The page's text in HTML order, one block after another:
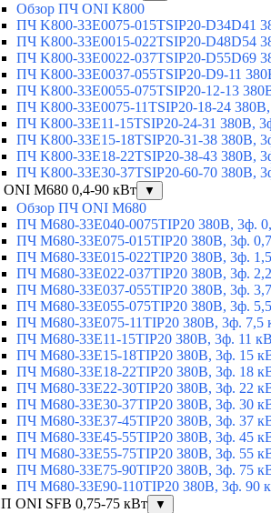
Обзор ПЧ ONI K800
ПЧ K800-33E0075-015TSIP20-D34D41
ПЧ K800-33E0015-022TSIP20-D48D54
ПЧ K800-33E0022-037TSIP20-D55D69
ПЧ K800-33E0037-055TSIP20-D9-11
ПЧ K800-33E0055-075TSIP20-12-13
ПЧ K800-33E0075-11TSIP20-18-24
ПЧ K800-33E11-15TSIP20-24-31 380В,
ПЧ K800-33E15-18TSIP20-31-38 380В,
ПЧ K800-33E18-22TSIP20-38-43 380В,
ПЧ K800-33E30-37TSIP20-60-70 380В,
M680 0,4-90 кВт
▼
Обзор ПЧ ONI M680
ПЧ M680-33E040-0075TIP20 380В, 3ф.
ПЧ M680-33E075-015TIP20 380В, 3ф.
ПЧ M680-33E015-022TIP20 380В, 3ф.
ПЧ M680-33E022-037TIP20 380В, 3ф.
ПЧ M680-33E037-055TIP20 380В, 3ф.
ПЧ M680-33E055-075TIP20 380В, 3ф.
ПЧ M680-33E075-11TIP20 380В, 3ф. 7,5
ПЧ M680-33E11-15TIP20 380В, 3ф. 11
ПЧ M680-33E15-18TIP20 380В, 3ф. 15
ПЧ M680-33E18-22TIP20 380В, 3ф. 18
ПЧ M680-33E22-30TIP20 380В, 3ф. 22
ПЧ M680-33E30-37TIP20 380В, 3ф. 30
ПЧ M680-33E37-45TIP20 380В, 3ф. 37
ПЧ M680-33E45-55TIP20 380В, 3ф. 45
ПЧ M680-33E55-75TIP20 380В, 3ф. 55
ПЧ M680-33E75-90TIP20 380В, 3ф. 75
ПЧ M680-33E90-110TIP20 380В, 3ф. 90
ONI SFB 0,75-75 кВт
▼